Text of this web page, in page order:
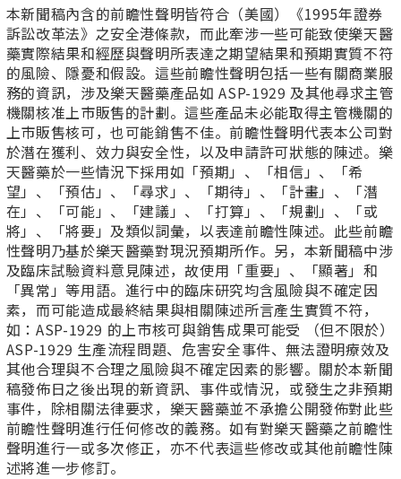
本新聞稿內含的前瞻性聲明皆符合（美國）《1995年證券
訴訟改革法》之安全港條款，而此牽涉一些可能致使樂天醫
藥實際結果和經歷與聲明所表達之期望結果和預期實質不符
的風險、隱憂和假設。這些前瞻性聲明包括一些有關商業服
務的資訊，涉及樂天醫藥產品如 ASP-1929 及其他尋求主管
機關核准上市販售的計劃。這些產品未必能取得主管機關的
上市販售核可，也可能銷售不佳。前瞻性聲明代表本公司對
於潛在獲利、效力與安全性，以及申請許可狀態的陳述。樂
天醫藥於一些情況下採用如「預期」、「相信」、「希
望」、「預估」、「尋求」、「期待」、「計畫」、「潛
在」、「可能」、「建議」、「打算」、「規劃」、「或
將」、「將要」及類似詞彙，以表達前瞻性陳述。此些前瞻
性聲明乃基於樂天醫藥對現況預期所作。另，本新聞稿中涉
及臨床試驗資料意見陳述，故使用「重要」、「顯著」和
「異常」等用語。進行中的臨床研究均含風險與不確定因
素，而可能造成最終結果與相關陳述所言產生實質不符，
如：ASP-1929 的上市核可與銷售成果可能受 （但不限於）
ASP-1929 生產流程問題、危害安全事件、無法證明療效及
其他合理與不合理之風險與不確定因素的影響。關於本新聞
稿發佈日之後出現的新資訊、事件或情況，或發生之非預期
事件，除相關法律要求，樂天醫藥並不承擔公開發佈對此些
前瞻性聲明進行任何修改的義務。如有對樂天醫藥之前瞻性
聲明進行一或多次修正，亦不代表這些修改或其他前瞻性陳
述將進一步修訂。